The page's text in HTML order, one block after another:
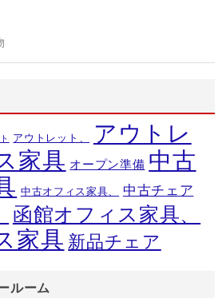
アウトレット、
アウトレ
家具 オープン準備 中古
中古オフィス家具、 中古チェア
函館オフィス家具、
家具 新品チェア
ルーム